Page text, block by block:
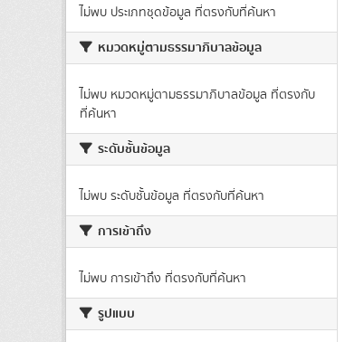
ไม่พบ ประเภทชุดข้อมูล ที่ตรงกับที่ค้นหา
หมวดหมู่ตามธรรมาภิบาลข้อมูล
ไม่พบ หมวดหมู่ตามธรรมาภิบาลข้อมูล ที่ตรงกับ
ที่ค้นหา
ระดับชั้นข้อมูล
ไม่พบ ระดับชั้นข้อมูล ที่ตรงกับที่ค้นหา
การเข้าถึง
ไม่พบ การเข้าถึง ที่ตรงกับที่ค้นหา
รูปแบบ